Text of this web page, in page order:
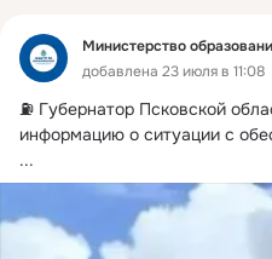
Министерство
добавлена 23 июля в 11:08
⛽️ Губернатор Псковской
информацию о ситуации с
...